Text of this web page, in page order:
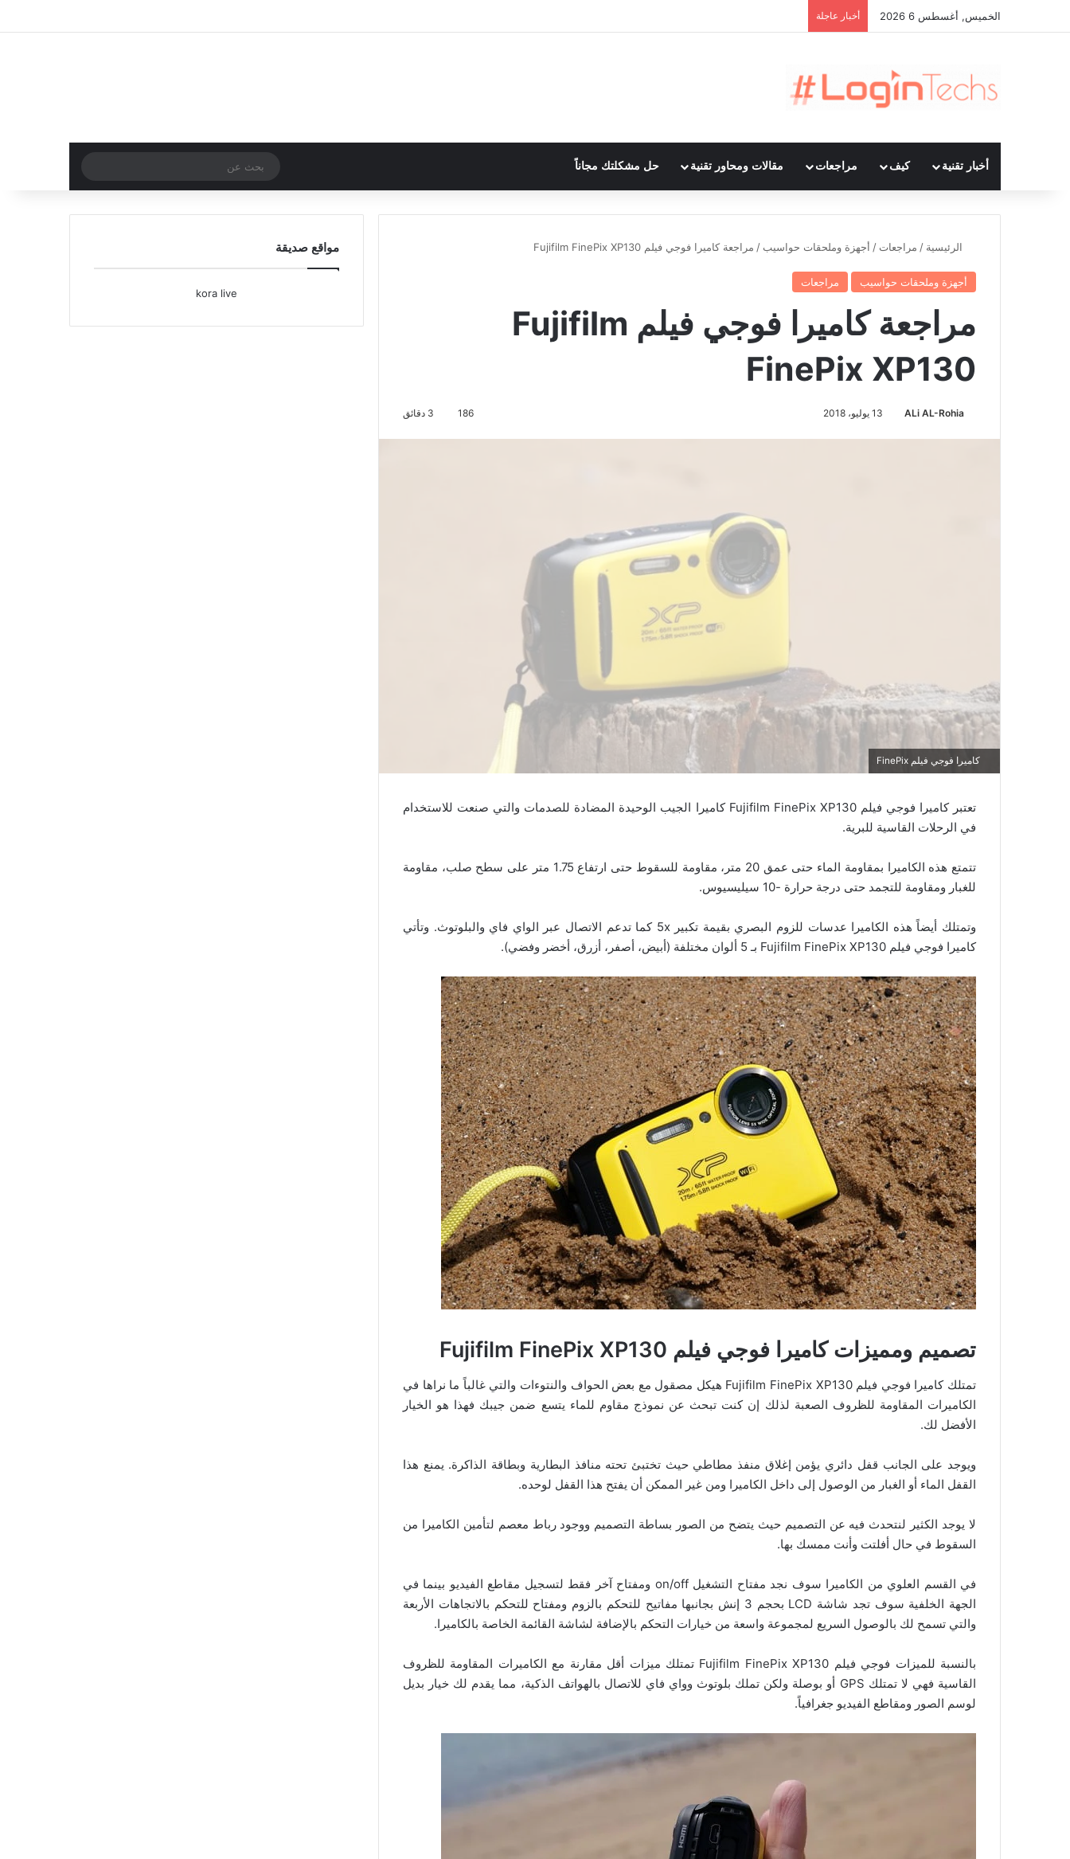
الخميس, أغسطس 6 2026 أخبار عاجلة
أخبار تقنية كيف مراجعات مقالات ومحاور تقنية حل مشكلتك مجاناً
عن
الرئيسية / مراجعات / أجهزة وملحقات حواسيب / مراجعة كاميرا فوجي فيلم Fujifilm FinePix XP130
أجهزة وملحقات حواسيب مراجعات
مراجعة كاميرا فوجي فيلم Fujifilm
FinePix XP130
ALi AL-Rohia 13 يوليو، 2018 186
كاميرا فوجي فيلم FinePix
تعتبر كاميرا فوجي فيلم Fujifilm FinePix XP130 كاميرا الجيب الوحيدة المضادة للصدمات والتي صنعت للاستخدام
في الرحلات القاسية للبرية.
تتمتع هذه الكاميرا بمقاومة الماء حتى عمق 20 متر، مقاومة للسقوط حتى ارتفاع 1.75 متر على سطح صلب، مقاومة
للغبار ومقاومة للتجمد حتى درجة حرارة -10 سيليسيوس.
وتمتلك أيضاً هذه الكاميرا عدسات للزوم البصري بقيمة تكبير 5x كما تدعم الاتصال عبر الواي فاي والبلوتوث. وتأتي
كاميرا فوجي فيلم Fujifilm FinePix XP130 بـ 5 ألوان مختلفة (أبيض، أصفر، أزرق، أخضر وفضي).
تصميم ومميزات كاميرا فوجي فيلم Fujifilm FinePix XP130
تمتلك كاميرا فوجي فيلم Fujifilm FinePix XP130 هيكل مصقول مع بعض الحواف والنتوءات والتي غالباً ما نراها في
الكاميرات المقاومة للظروف الصعبة لذلك إن كنت تبحث عن نموذج مقاوم للماء يتسع ضمن جيبك فهذا هو الخيار
الأفضل لك.
ويوجد على الجانب قفل دائري يؤمن إغلاق منفذ مطاطي حيث تختبئ تحته منافذ البطارية وبطاقة الذاكرة. يمنع هذا
القفل الماء أو الغبار من الوصول إلى داخل الكاميرا ومن غير الممكن أن يفتح هذا القفل لوحده.
لا يوجد الكثير لنتحدث فيه عن التصميم حيث يتضح من الصور بساطة التصميم ووجود رباط معصم لتأمين الكاميرا من
السقوط في حال أفلتت وأنت ممسك بها.
في القسم العلوي من الكاميرا سوف نجد مفتاح التشغيل on/off ومفتاح آخر فقط لتسجيل مقاطع الفيديو بينما في
الجهة الخلفية سوف تجد شاشة LCD بحجم 3 إنش بجانبها مفاتيح للتحكم بالزوم ومفتاح للتحكم بالاتجاهات الأربعة
والتي تسمح لك بالوصول السريع لمجموعة واسعة من خيارات التحكم بالإضافة لشاشة القائمة الخاصة بالكاميرا.
بالنسبة للميزات فوجي فيلم Fujifilm FinePix XP130 تمتلك ميزات أقل مقارنة مع الكاميرات المقاومة للظروف
القاسية فهي لا تمتلك GPS أو بوصلة ولكن تملك بلوتوث وواي فاي للاتصال بالهواتف الذكية، مما يقدم لك خيار بديل
لوسم الصور ومقاطع الفيديو جغرافياً.
مواقع صديقة
kora live